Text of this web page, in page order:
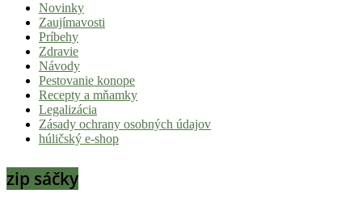
Tvoj
sprievodca
svetom
pohody
stoner
kultúry
Novinky
Zaujímavosti
Príbehy
Zdravie
Návody
Pestovanie konope
Recepty a mňamky
Legalizácia
Zásady ochrany osobných údajov
húličský e-shop
zip sáčky